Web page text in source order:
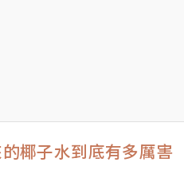
椰子水到底有多厲害